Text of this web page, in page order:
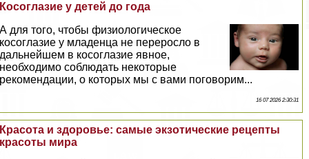
Косоглазие у детей до года
А для того, чтобы физиологическое
косоглазие у младенца не переросло в
дальнейшем в косоглазие явное,
необходимо соблюдать некоторые
рекомендации, о которых мы с вами поговорим...
16 07 2026 2:30:31
Красота и здоровье: самые экзотические рецепты
красоты мира